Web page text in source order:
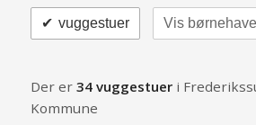
vuggestuer
✔ Vis
Der er 34 vuggestueri
Kommune